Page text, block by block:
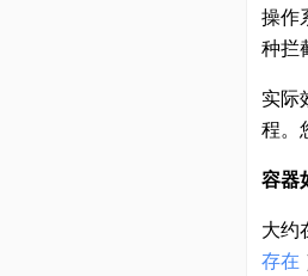
操作
种拦
实际
程。
容器
大约
存在